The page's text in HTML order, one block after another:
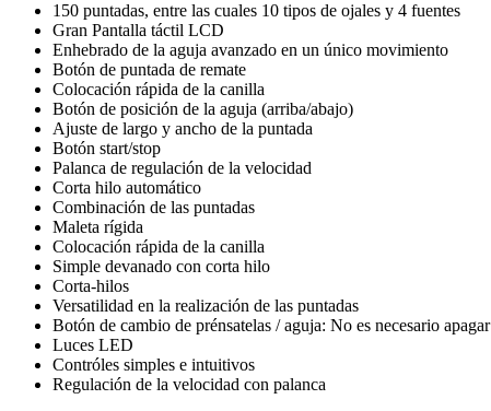
150 puntadas, entre las cuales 10 tipos de ojales y 4 fuentes
Gran Pantalla táctil LCD
Enhebrado de la aguja avanzado en un único movimiento
Botón de puntada de remate
Colocación rápida de la canilla
Botón de posición de la aguja (arriba/abajo)
Ajuste de largo y ancho de la puntada
Botón start/stop
Palanca de regulación de la velocidad
Corta hilo automático
Combinación de las puntadas
Maleta rígida
Colocación rápida de la canilla
Simple devanado con corta hilo
Corta-hilos
Versatilidad en la realización de las puntadas
Botón de cambio de prénsatelas / aguja: No es necesario
Luces LED
Contróles simples e intuitivos
Regulación de la velocidad con palanca